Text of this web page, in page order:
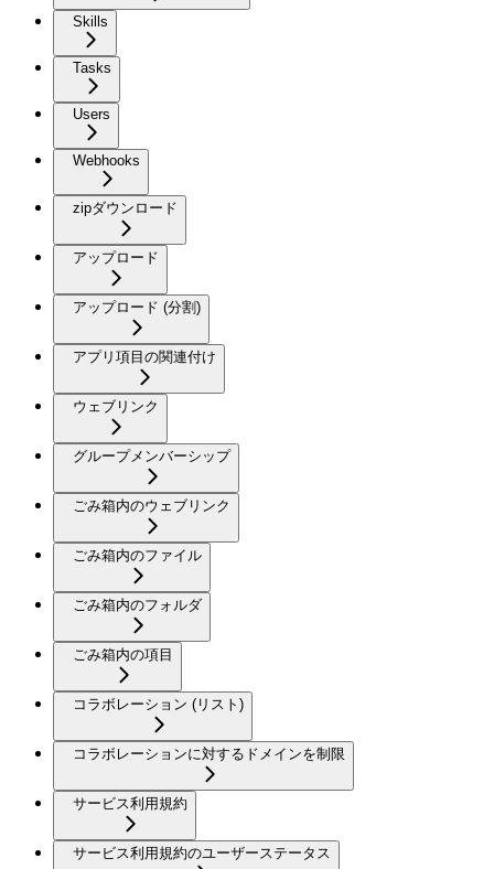
Skills
Tasks
Users
Webhooks
zipダウンロード
アップロード
アップロード (分割)
アプリ項目の関連付け
ウェブリンク
グループメンバーシップ
ごみ箱内のウェブリンク
ごみ箱内のファイル
ごみ箱内のフォルダ
ごみ箱内の項目
コラボレーション (リスト)
コラボレーションに対するドメインを制限
サービス利用規約
サービス利用規約のユーザーステータス